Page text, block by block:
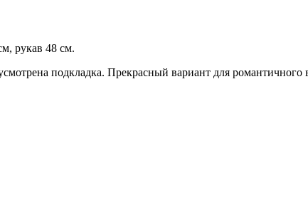
рукав 48 см.
подкладка. Прекрасный вариант для романтичного